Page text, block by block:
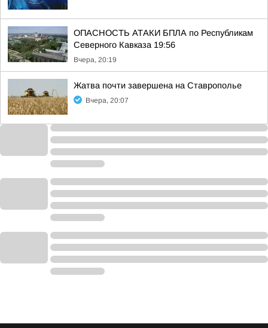
ОПАСНОСТЬ АТАКИ БПЛА по Республикам
Северного Кавказа 19:56
Вчера, 20:19
Жатва почти завершена на Ставрополье
Вчера, 20:07